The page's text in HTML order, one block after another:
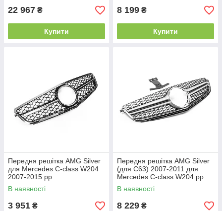
22 967 ₴
Купити
8 199 ₴
Купити
Передня решітка AMG Silver
для Mercedes C-class W204
2007-2015 рр
В наявності
3 951 ₴
Передня решітка AMG Silver
(для C63) 2007-2011 для
Mercedes C-class W204 рр
В наявності
8 229 ₴